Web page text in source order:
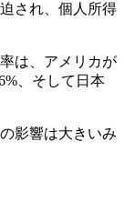
され、個人所得
は、アメリカが
、そして日本
影響は大きいみ